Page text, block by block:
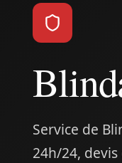
Service de
24h/24,